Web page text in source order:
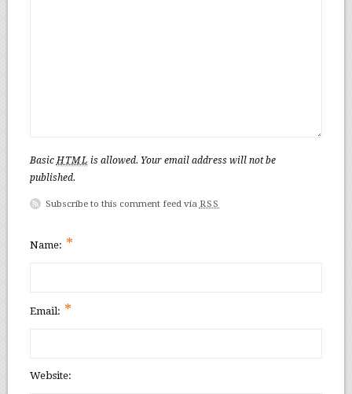
BasicHTML is allowed. Your email address will not be
published.
Subscribe to this comment feed via RSS
Name: *
Email: *
Website: